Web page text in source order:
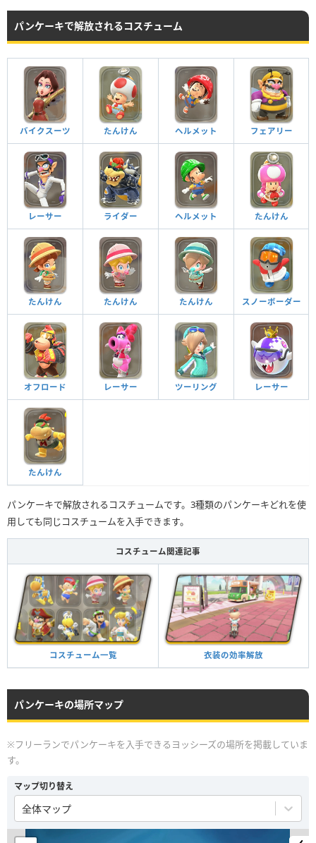
パンケーキで解放されるコスチューム
バイクスーツ たんけん ヘルメット フェアリー
レーサー ライダー ヘルメット たんけん
たんけん たんけん たんけん スノーボーダー
オフロード レーサー ツーリング レーサー
たんけん
パンケーキで解放されるコスチュームです。3種類のパンケーキどれを使
用しても同じコスチュームを入手できます。
コスチューム関連記事
コスチューム一覧 衣装の効率解放
パンケーキの場所マップ
※フリーランでパンケーキを入手できるヨッシーズの場所を掲載していま
す。
マップ切り替え
全体マップ